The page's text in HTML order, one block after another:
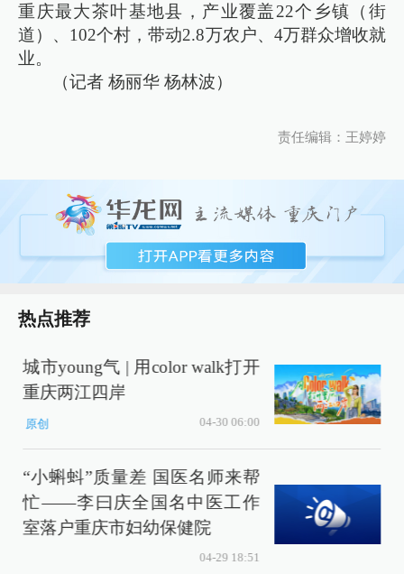
重庆最大茶叶基地县，产业覆盖22个乡镇（街
道）、102个村，带动2.8万农户、4万群众增收就
业。
（记者 杨丽华 杨林波）
责任编辑：王婷婷
热点推荐
城市young气 | 用color walk打开
重庆两江四岸
原创 04-30 06:00
“小蝌蚪”质量差 国医名师来帮
忙——李曰庆全国名中医工作
室落户重庆市妇幼保健院
04-29 18:51